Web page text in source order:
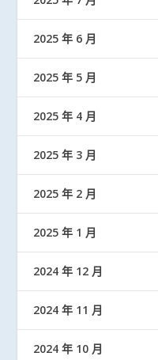
2025 年 6 月
2025 年 5 月
2025 年 4 月
2025 年 3 月
2025 年 2 月
2025 年 1 月
2024 年 12 月
2024 年 11 月
2024 年 10 月